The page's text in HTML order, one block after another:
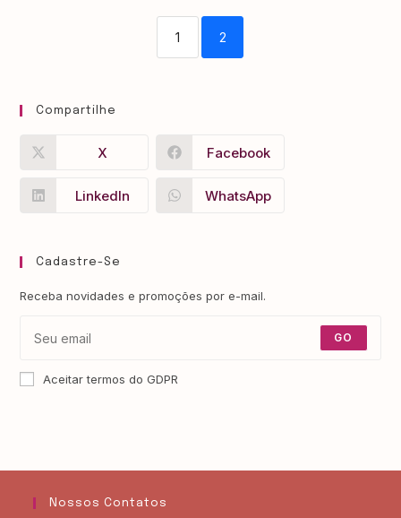
1 2
Compartilhe
X Facebook
LinkedIn WhatsApp
Cadastre-Se
Receba novidades e promoções por e-mail.
GO
Aceitar termos do GDPR
Nossos Contatos